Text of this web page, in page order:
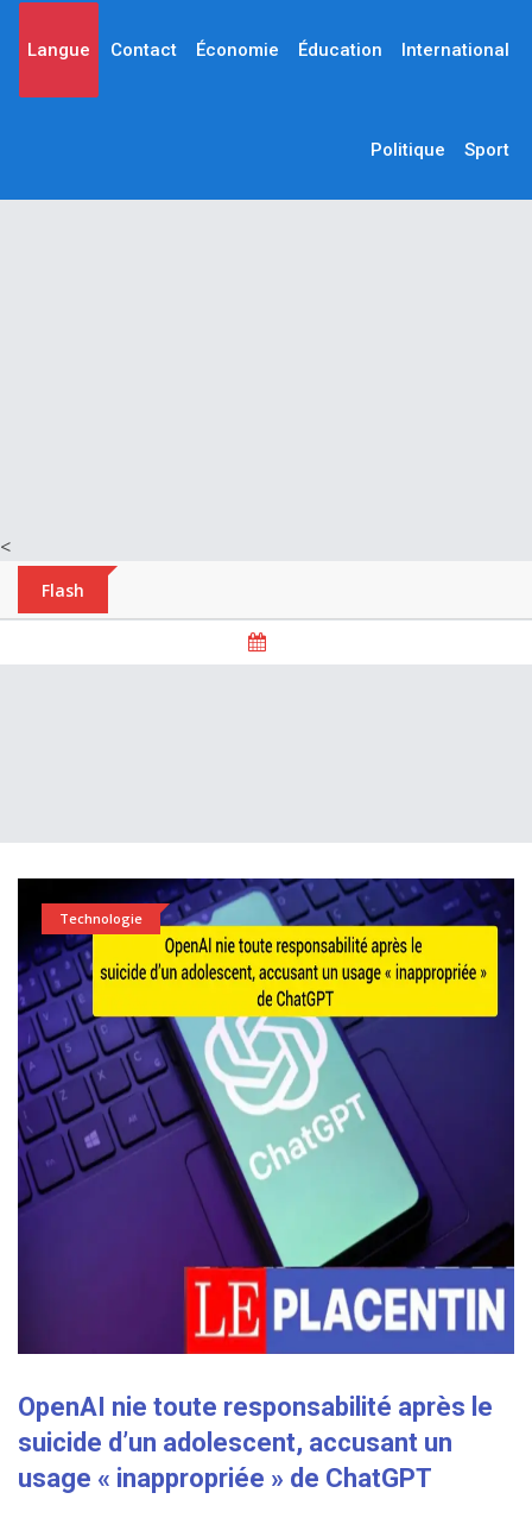
<
Langue Contact Économie Éducation International
Politique Sport
Flash
Technologie
OpenAI nie toute responsabilité après le
suicide d’un adolescent, accusant un
usage « inappropriée » de ChatGPT